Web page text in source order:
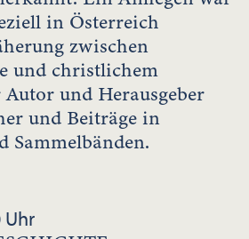
in Österreich
zwischen
und christlichem
und Herausgeber
und Beiträge in
Sammelbänden.
Uhr